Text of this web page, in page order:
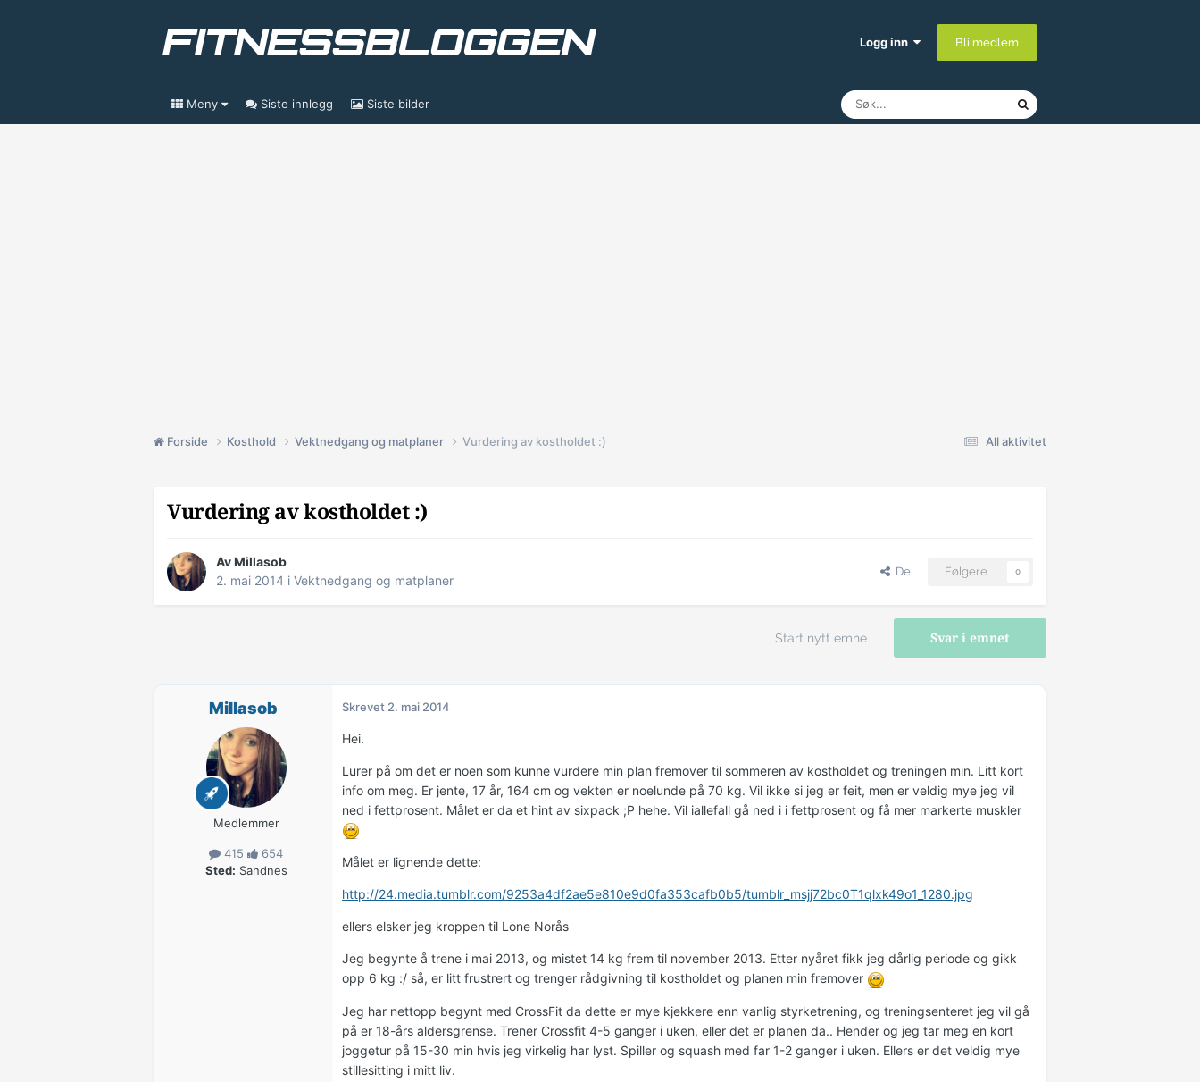
Logg inn Bli medlem
Meny Siste innlegg Siste bilder
All aktivitet
Forside Kosthold Vektnedgang og matplaner Vurdering av kostholdet :)
Vurdering av kostholdet :)
AvMillasob
2. mai 2014 i Vektnedgang og matplaner
Del Følgere 0
Svar i emnet
Start nytt emne
Millasob
Medlemmer
415
654
Sted: Sandnes
Skrevet 2. mai 2014
Hei.
Lurer på om det er noen som kunne vurdere min plan fremover til sommeren av kostholdet og treningen min. Litt kort
info om meg. Er jente, 17 år, 164 cm og vekten er noelunde på 70 kg. Vil ikke si jeg er feit, men er veldig mye jeg vil
ned i fettprosent. Målet er da et hint av sixpack ;P hehe. Vil iallefall gå ned i i fettprosent og få mer markerte muskler
Målet er lignende dette:
http://24.media.tumblr.com/9253a4df2ae5e810e9d0fa353cafb0b5/tumblr_msjj72bc0T1qlxk49o1_1280.jpg
ellers elsker jeg kroppen til Lone Norås
Jeg begynte å trene i mai 2013, og mistet 14 kg frem til november 2013. Etter nyåret fikk jeg dårlig periode og gikk
opp 6 kg :/ så, er litt frustrert og trenger rådgivning til kostholdet og planen min fremover
Jeg har nettopp begynt med CrossFit da dette er mye kjekkere enn vanlig styrketrening, og treningsenteret jeg vil gå
på er 18-års aldersgrense. Trener Crossfit 4-5 ganger i uken, eller det er planen da.. Hender og jeg tar meg en kort
joggetur på 15-30 min hvis jeg virkelig har lyst. Spiller og squash med far 1-2 ganger i uken. Ellers er det veldig mye
stillesitting i mitt liv.